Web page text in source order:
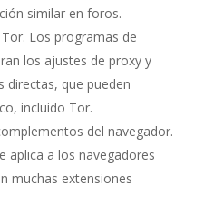
similar en foros.
Los programas de
los ajustes de proxy y
directas, que pueden
incluido Tor.
del navegador.
aplica a los navegadores
muchas extensiones